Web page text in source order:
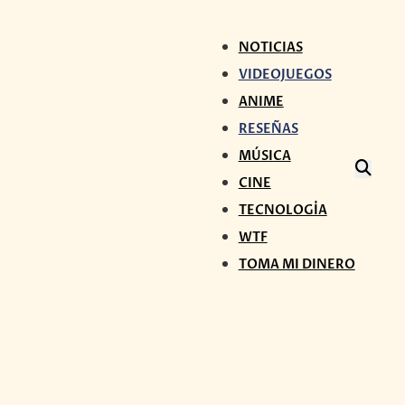
NOTICIAS
VIDEOJUEGOS
ANIME
RESEÑAS
MÚSICA
CINE
TECNOLOGÍA
WTF
TOMA MI DINERO